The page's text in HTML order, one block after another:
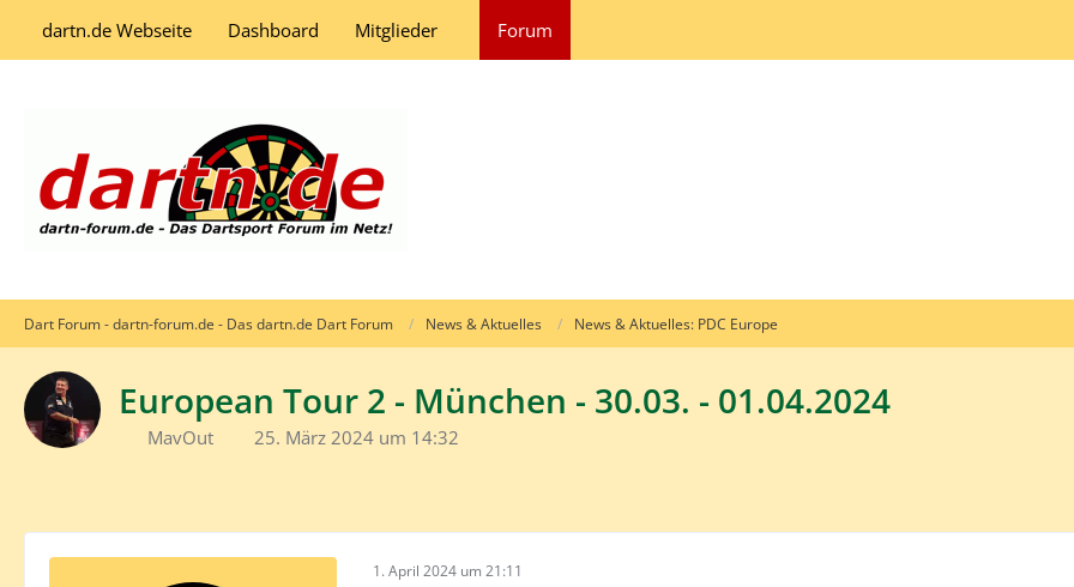
dartn.de Webseite Dashboard Mitglieder Forum
Dart Forum - dartn-forum.de - Das dartn.de Dart Forum News & Aktuelles News & Aktuelles: PDC Europe
European Tour 2 - München - 30.03. - 01.04.2024
MavOut 25. März 2024 um 14:32
1. April 2024 um 21:11